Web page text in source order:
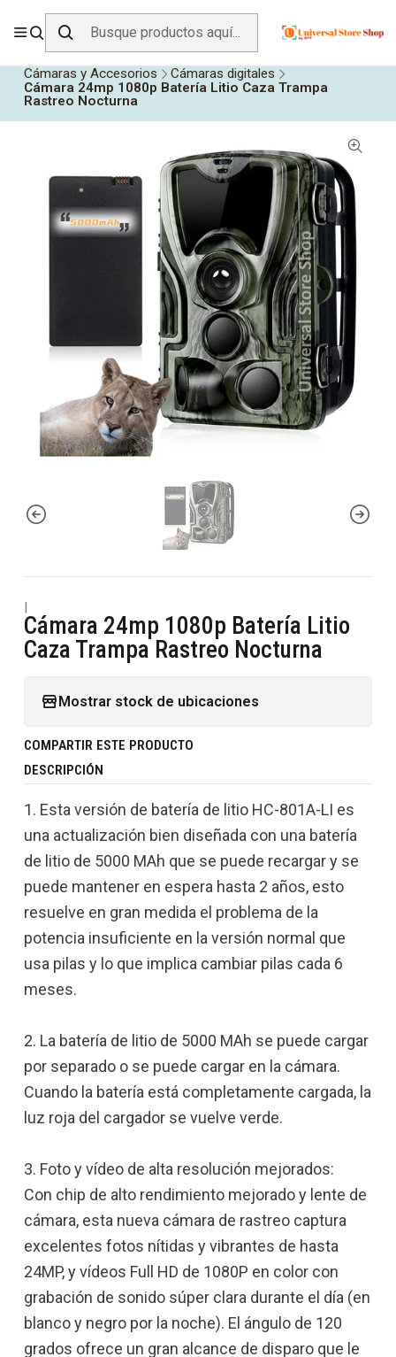
ENVÍO GRATIS SOBRE$19.990EN ZONA CENTRO
Cámaras y Accesorios
Cámaras digitales
Cámara 24mp 1080p Batería Litio Caza Trampa
Rastreo Nocturna
|
Cámara 24mp 1080p Batería Litio
Caza Trampa Rastreo Nocturna
Mostrar stock de ubicaciones
COMPARTIR ESTE PRODUCTO
DESCRIPCIÓN
1. Esta versión de batería de litio HC-801A-LI es
una actualización bien diseñada con una batería
de litio de 5000 MAh que se puede recargar y se
puede mantener en espera hasta 2 años, esto
resuelve en gran medida el problema de la
potencia insuficiente en la versión normal que
usa pilas y lo que implica cambiar pilas cada 6
meses.
2. La batería de litio de 5000 MAh se puede cargar
por separado o se puede cargar en la cámara.
Cuando la batería está completamente cargada, la
luz roja del cargador se vuelve verde.
3. Foto y vídeo de alta resolución mejorados:
Con chip de alto rendimiento mejorado y lente de
cámara, esta nueva cámara de rastreo captura
excelentes fotos nítidas y vibrantes de hasta
24MP, y vídeos Full HD de 1080P en color con
grabación de sonido súper clara durante el día (en
blanco y negro por la noche). El ángulo de 120
grados ofrece un gran alcance de disparo que le